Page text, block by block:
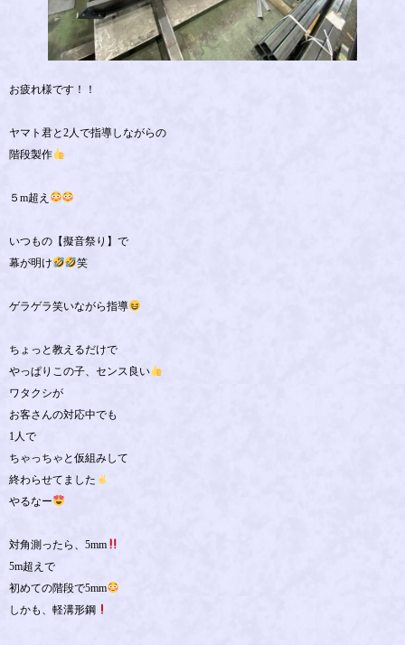
お疲れ様です！！
ヤマト君と2人で指導しながらの
階段製作
５m超え
いつもの【擬音祭り】で
幕が明け
笑
ゲラゲラ笑いながら指導
ちょっと教えるだけで
やっぱりこの子、センス良い
ワタクシが
お客さんの対応中でも
1人で
ちゃっちゃと仮組みして
終わらせてました
やるなー
対角測ったら、5mm
5m超えで
初めての階段で5mm
しかも、軽溝形鋼